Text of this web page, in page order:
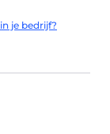
je bedrijf?